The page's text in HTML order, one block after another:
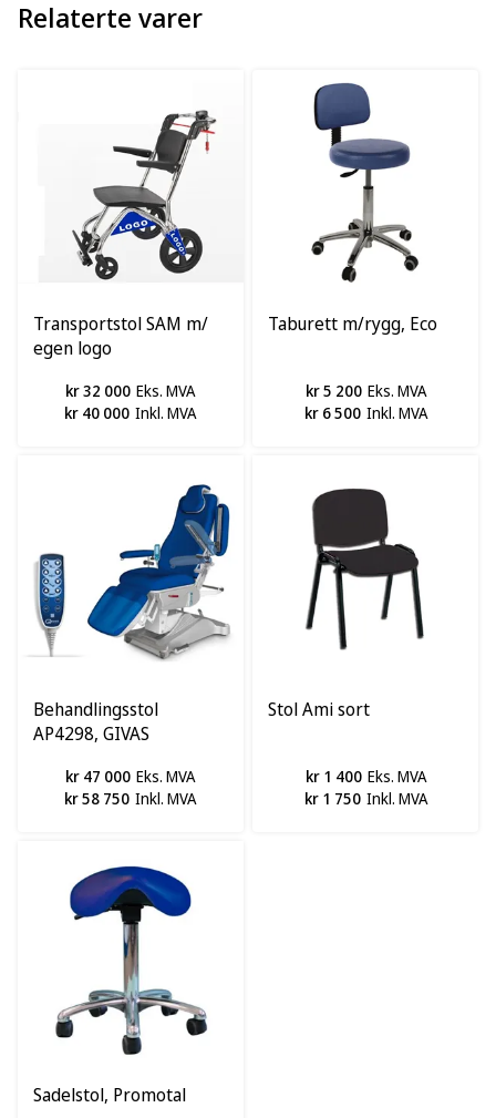
Relaterte varer
Transportstol SAM m/
egen logo
kr 32 000 Eks. MVA
kr 40 000 Inkl. MVA
Taburett m/rygg, Eco
kr 5 200 Eks. MVA
kr 6 500 Inkl. MVA
Behandlingsstol
AP4298, GIVAS
kr 47 000 Eks. MVA
kr 58 750 Inkl. MVA
Stol Ami sort
kr 1 400 Eks. MVA
kr 1 750 Inkl. MVA
Sadelstol, Promotal